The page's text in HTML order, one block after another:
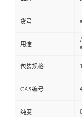
货号
用途
包装规格
CAS编号
纯度